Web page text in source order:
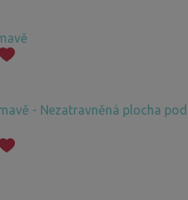
- Nezatravněná plocha